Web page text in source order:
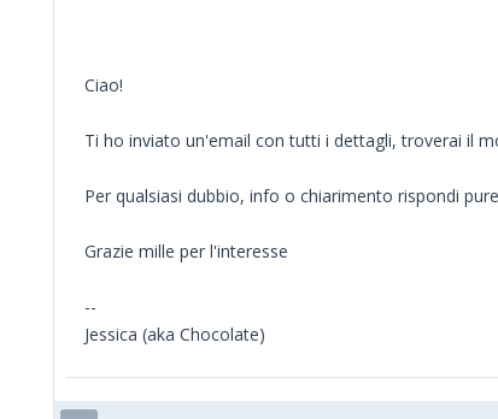
Ciao!
Ti ho inviato un'email con tutti i dettagli, troverai il
Per qualsiasi dubbio, info o chiarimento rispondi
Grazie mille per l'interesse
--
Jessica (aka Chocolate)